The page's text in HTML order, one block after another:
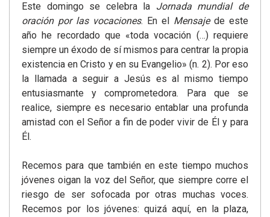
Este domingo se celebra la Jornada mundial de
oración por las vocaciones. En el Mensajede este
año he recordado que «toda vocación (…) requiere
siempre un éxodo de sí mismos para centrar la propia
existencia en Cristo y en su Evangelio» (n. 2). Por eso
la llamada a seguir a Jesús es al mismo tiempo
entusiasmante y comprometedora. Para que se
realice, siempre es necesario entablar una profunda
amistad con el Señor a fin de poder vivir de Él y para
Él.
Recemos para que también en este tiempo muchos
jóvenes oigan la voz del Señor, que siempre corre el
riesgo de ser sofocada por otras muchas voces.
Recemos por los jóvenes: quizá aquí, en la plaza,